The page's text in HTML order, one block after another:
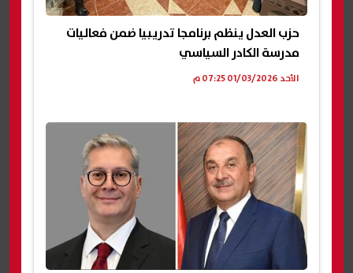
حزب العدل ينظم برنامجا تدريبيا ضمن فعاليات
مدرسة الكادر السياسي
الأحد 01/03/2026 07:25 م